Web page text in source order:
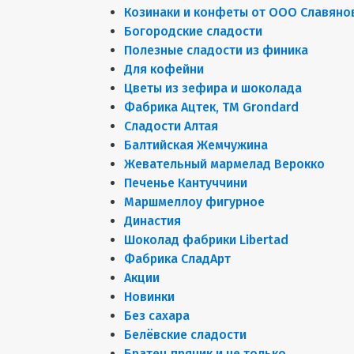
Козинаки и конфеты от ООО
Богородские сладости
Полезные сладости из финика
Для кофейни
Цветы из зефира и шоколада
Фабрика Ацтек, ТМ Grondard
Сладости Алтая
Балтийская Жемчужина
Жевательный мармелад Верокко
Печенье Кантуччини
Маршмеллоу фигурное
Династия
Шоколад фабрики Libertad
Фабрика СладАрт
Акции
Новинки
Без сахара
Белёвские сладости